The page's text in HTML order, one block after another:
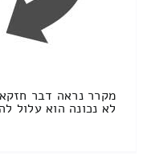
מקרר נראה דבר
לא נכונה הוא עלול